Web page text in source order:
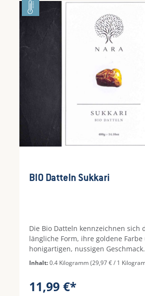
BIO Datteln Sukkari
Die Bio Datteln kennzeichnen sich
längliche Form, ihre goldene
honigartigen, nussigen
Datteln kommen aus nachhaltiger
Landwirtschaft von zertifizierten
bio-dynamischen Richtlinien
Inhalt:0.4 Kilogramm(29,97 € / 1
11,99 €*